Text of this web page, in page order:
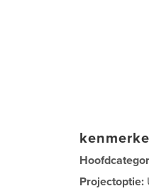
Projectoptie: